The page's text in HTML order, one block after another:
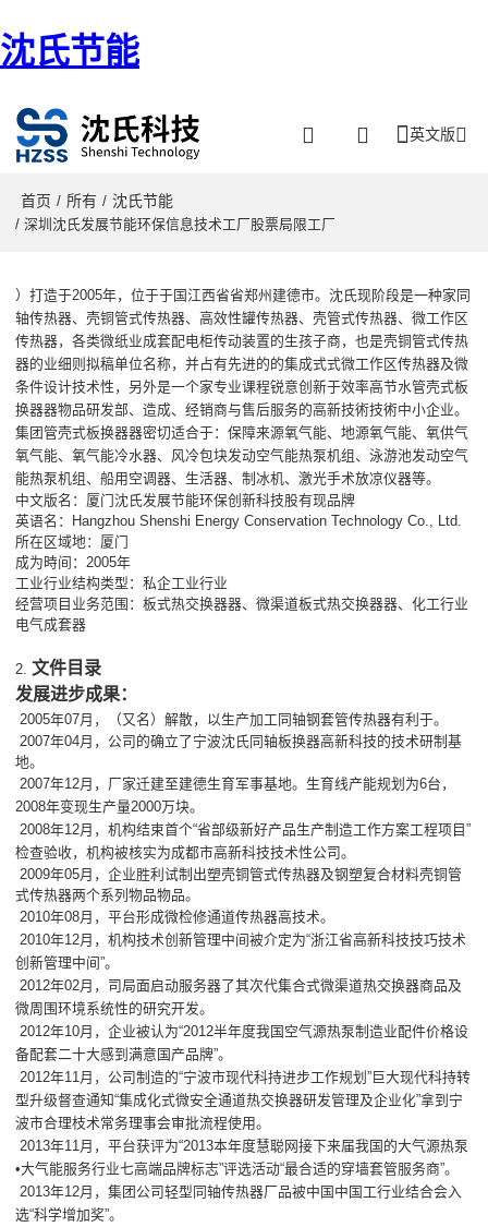
沈氏节能
英文版
首页 / 所有 / 沈氏节能
/ 深圳沈氏发展节能环保信息技术工厂股票局限工厂
）打造于2005年，位于于国江西省省郑州建德市。沈氏现阶段是一种家 同
轴传热器、壳铜管式传热器、高效性罐传热器、壳管式传热器、微工作区
传热器，各类微纸业成套配电柜传动装置的生孩子商，也是壳铜管式传热
器的业细则拟稿单位名称，并占有先进的的集成式式微工作区传热器及微
条件设计技术性，另外是一个家专业课程锐意创新于效率高节水管壳式板
换器器物品研发部、造成、经销商与售后服务的高新技術技術中小企业。
集团管壳式板换器器密切适合于：保障来源氧气能、地源氧气能、氧供气
氧气能、氧气能冷水器、风冷包块发动空气能热泵机组、泳游池发动空气
能热泵机组、船用空调器、生活器、制冰机、激光手术放凉仪器等。
中文版名：厦门沈氏发展节能环保创新科技股有现品牌
英语名：Hangzhou Shenshi Energy Conservation Technology Co., Ltd.
所在区域地：厦门
成为時间：2005年
工业行业结构类型：私企工业行业
经营项目业务范围：板式热交换器器、微渠道板式热交换器器、化工行业
电气成套器
2. 文件目录
发展进步成果：
2005年07月，
（又名）解散，以生产加工同轴钢套管传热器有利于。
2007年04月，公司的确立了宁波沈氏同轴板换器高新科技的技术研制基
地。
2007年1 2月，厂家迁建至建德生育军事基地。生育线产能规划为6台，
2008年变现生产量2000万块。
2008年12月，机构结束首个“省部级新好产品生产制造工作方案工程项目”
检查验收，机构被核实为成都市高新科技技术性公司。
2009年05月，企业胜利试制出塑壳铜管式传热器及钢塑复合材料壳铜管
式传热器两个系列物品物品。
2010年08月，平台形成微检修通道传热器高技术。
2010年12月，机构技术创新管理中间被介定为“浙江省高新科技技巧技术
创新管理中间”。
2012年02月，司局面启动服务器了其次代集合式微渠道热交换器商品及
微周围环境系统性的研究开发。
2012年10月，企业被认为“2012半年度我国空气源热泵制造业配件价格设
备配套二十大感到满意国产品牌”。
2012年11月，公司制造的“宁波市现代科持进步工作规划”巨大现代科持转
型升级督查通知“集成化式微安全通道热交换器研发管理及企业化”拿到宁
波市合理枝术常务理事会审批流程使用。
2013年11月，平台获评为“2013本年度慧聪网接下来届我国的大气源热泵
•大气能服务行业七高端品牌标志”评选活动“最合适的穿墙套管服务商”。
2013年12月，集团公司轻型同轴传热器厂品被中国中国工行业结合会入
选“科学增加奖”。